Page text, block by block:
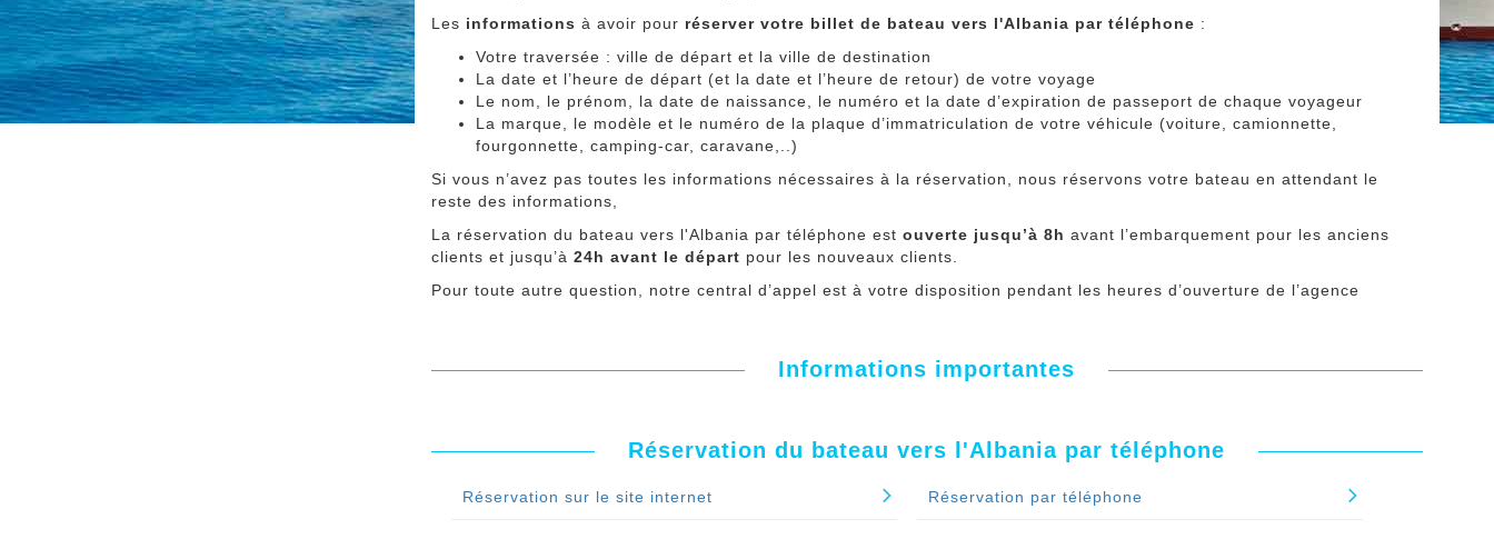
Les informations à avoir pour réserver votre billet de bateau vers l'Albania par téléphone :
Votre traversée : ville de départ et la ville de destination
La date et l’heure de départ (et la date et l’heure de retour) de votre voyage
Le nom, le prénom, la date de naissance, le numéro et la date d’expiration de passeport de chaque voyageur
La marque, le modèle et le numéro de la plaque d’immatriculation de votre véhicule (voiture, camionnette,
fourgonnette, camping-car, caravane,..)
Si vous n’avez pas toutes les informations nécessaires à la réservation, nous réservons votre bateau en attendant le
reste des informations,
La réservation du bateau vers l'Albania par téléphone estouverte jusqu’à 8h avant l’embarquement pour les anciens
clients et jusqu’à24h avant le départ pour les nouveaux clients.
Pour toute autre question, notre central d’appel est à votre disposition pendant les heures d’ouverture de l’agence
Informations importantes
Réservation du bateau vers l'Albania par téléphone
Réservation sur le site internet Réservation par téléphone